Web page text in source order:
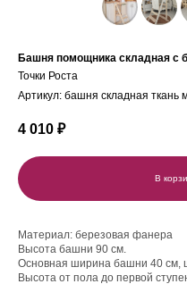
Башня помощника складная с
Точки Роста
Артикул: башня складная ткань
4 010 ₽
В
Материал: березовая фанера
Высота башни 90 см.
Основная ширина башни 40 см,
Высота от пола до первой